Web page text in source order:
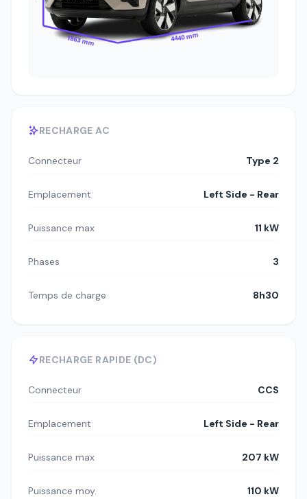
1863 mm 4440 mm
RECHARGE AC
Connecteur Type 2
Emplacement Left Side - Rear
Puissance max 11 kW
Phases 3
Temps de charge 8h30
RECHARGE RAPIDE (DC)
Connecteur CCS
Emplacement Left Side - Rear
Puissance max 207 kW
Puissance moy. 110 kW